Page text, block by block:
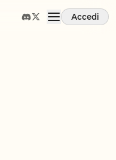
Accedi